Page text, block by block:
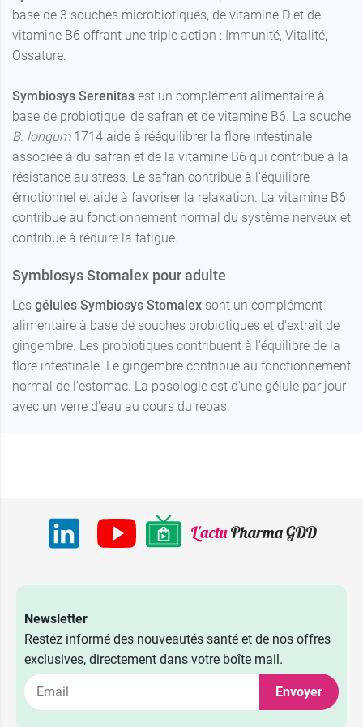
base de 3 souches microbiotiques, de vitamine D et de
vitamine B6 offrant une triple action : Immunité, Vitalité,
Ossature.
Symbiosys Serenitas est un complément alimentaire à
base de probiotique, de safran et de vitamine B6. La souche
B. longum1714 aide à rééquilibrer la flore intestinale
associée à du safran et de la vitamine B6 qui contribue à la
résistance au stress. Le safran contribue à l'équilibre
émotionnel et aide à favoriser la relaxation. La vitamine B6
contribue au fonctionnement normal du système nerveux et
contribue à réduire la fatigue.
Symbiosys Stomalex pour adulte
Les gélules Symbiosys Stomalex sont un complément
alimentaire à base de souches probiotiques et d'extrait de
gingembre. Les probiotiques contribuent à l'équilibre de la
flore intestinale. Le gingembre contribue au fonctionnement
normal de l'estomac. La posologie est d'une gélule par jour
avec un verre d'eau au cours du repas.
Newsletter
Restez informé des nouveautés santé et de nos offres
exclusives, directement dans votre boîte mail.
Envoyer